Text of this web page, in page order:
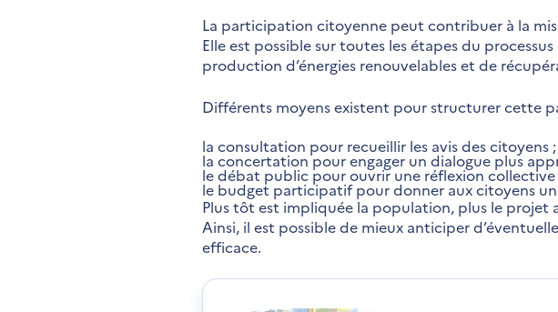
La participation citoyenne peut contribuer à la
Elle est possible sur toutes les étapes du
production d’énergies renouvelables et de
Différents moyens existent pour structurer cette
la consultation pour recueillir les avis des citoyens ;
la concertation pour engager un dialogue plus
le débat public pour ouvrir une réflexion collective
le budget participatif pour donner aux citoyens
Plus tôt est impliquée la population, plus le projet
Ainsi, il est possible de mieux anticiper
efficace.